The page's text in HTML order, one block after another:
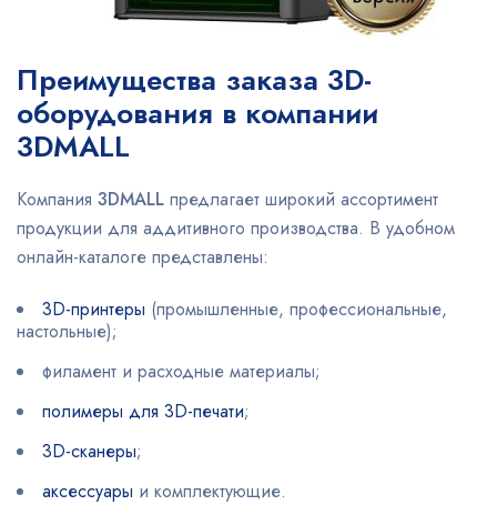
Преимущества заказа 3D-
оборудования в компании
3DMALL
Компания 3DMALL предлагает широкий ассортимент
продукции для аддитивного производства. В удобном
онлайн-каталоге представлены:
3D-принтеры (промышленные, профессиональные,
настольные);
филамент и расходные материалы;
полимеры для 3D-печати;
3D-сканеры;
аксессуары и комплектующие.